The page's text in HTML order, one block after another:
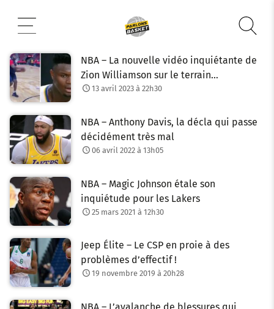
contenu
NBA – La nouvelle vidéo inquiétante de
Zion Williamson sur le terrain…
13 avril 2023 à 22h30
NBA – Anthony Davis, la décla qui passe
décidément très mal
06 avril 2022 à 13h05
NBA – Magic Johnson étale son
inquiétude pour les Lakers
25 mars 2021 à 12h30
Jeep Élite – Le CSP en proie à des
problèmes d’effectif !
19 novembre 2019 à 20h28